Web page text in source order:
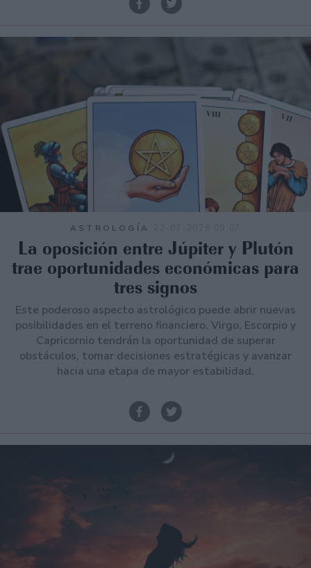
ASTROLOGÍA
La oposición entre Júpiter y Plutón
trae oportunidades económicas para
tres signos
Este poderoso aspecto astrológico puede abrir nuevas
posibilidades en el terreno financiero. Virgo, Escorpio y
Capricornio tendrán la oportunidad de superar
obstáculos, tomar decisiones estratégicas y avanzar
hacia una etapa de mayor estabilidad.